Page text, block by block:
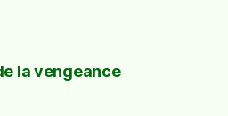
la vengeance